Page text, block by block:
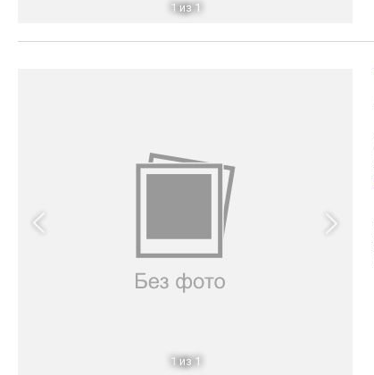
1 из 1
1 из 1